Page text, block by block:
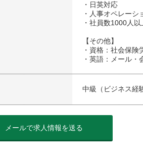
・日英対応
・人事オペレー
・社員数1000人
【その他】
・資格：社会保
・英語：メール・
中級（ビジネス経
メールで求人情報を送る